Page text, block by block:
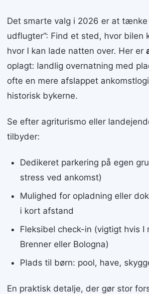
Det smarte valg i 2026 er at tænke
udflugter”: Find et sted, hvor bilen
hvor I kan lade natten over. Her er
oplagt: landlig overnatning med
ofte en mere afslappet
historisk bykerne.
Se efter agriturismo eller
tilbyder:
Dedikeret parkering på egen
stress ved ankomst)
Mulighed for opladning eller
i kort afstand
Fleksibel check-in (vigtigt hvis I
Brenner eller Bologna)
Plads til børn: pool, have,
En praktisk detalje, der gør stor